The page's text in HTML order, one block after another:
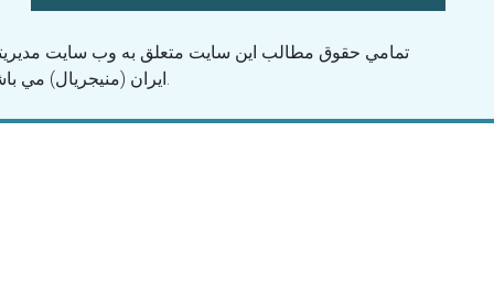
تمامي حقوق مطالب اين سايت متعلق به وب سايت
ايران (منیجریال) مي باشد.